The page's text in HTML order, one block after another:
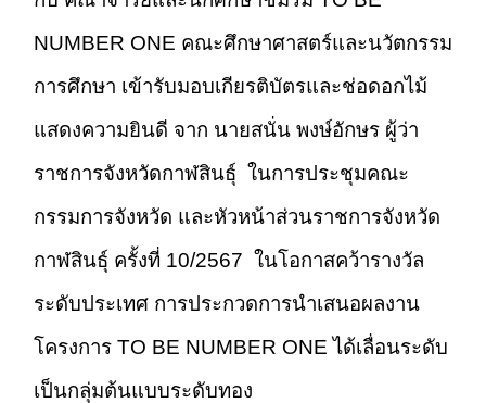
NUMBER ONE คณะศึกษาศาสตร์และนวัตกรรม
การศึกษา เข้ารับมอบเกียรติบัตรและช่อดอกไม้
แสดงความยินดี จาก นายสนั่น พงษ์อักษร ผู้ว่า
ราชการจังหวัดกาฬสินธุ์ ในการประชุมคณะ
กรรมการจังหวัด และหัวหน้าส่วนราชการจังหวัด
กาฬสินธุ์ ครั้งที่ 10/2567 ในโอกาสคว้ารางวัล
ระดับประเทศ การประกวดการนำเสนอผลงาน
โครงการ TO BE NUMBER ONE ได้เลื่อนระดับ
เป็นกลุ่มต้นแบบระดับทอง